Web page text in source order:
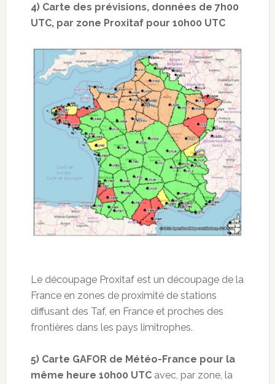
4) Carte des prévisions, données de 7h00
UTC, par zone Proxitaf pour 10h00 UTC
Le découpage Proxitaf est un découpage de la
France en zones de proximité de stations
diffusant des Taf, en France et proches des
frontières dans les pays limitrophes.
5) Carte GAFOR de Météo-France pour la
même heure 10h00 UTCavec, par zone, la